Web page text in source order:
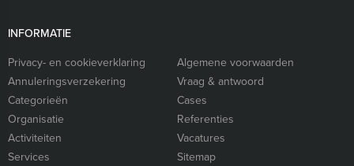
INFORMATIE
Privacy- en cookieverklaring
Algemene voorwaarden
Annuleringsverzekering
Vraag & antwoord
Categorieën
Cases
Organisatie
Referenties
Activiteiten
Vacatures
Services
Sitemap